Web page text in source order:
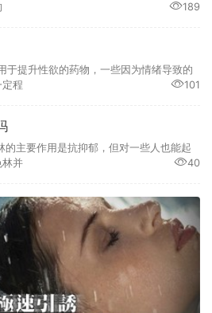
189
提升性欲的药物，一些因为情绪导致的
程
101
主要作用是抗抑郁，但对一些人也能起
林并
40